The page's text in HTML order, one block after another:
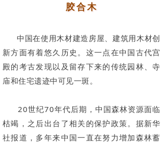
胶合木
中国在使用木材建造房屋、建筑用木材创
新方面有着悠久历史。这一点在中国古代宫
殿的考古发现以及留存下来的传统园林、寺
庙和住宅遗迹中可见一斑。
20世纪70年代后期，中国森林资源面临
枯竭，之后出台了相关的保护政策。据新华
社报道，多年来中国一直在努力增加森林蓄